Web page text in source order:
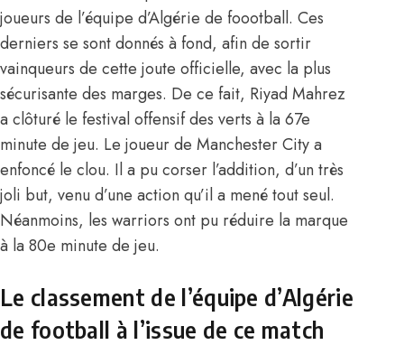
joueurs de l’équipe d’Algérie de foootball. Ces
derniers se sont donnés à fond, afin de sortir
vainqueurs de cette joute officielle, avec la plus
sécurisante des marges. De ce fait, Riyad Mahrez
a clôturé le festival offensif des verts à la 67e
minute de jeu. Le joueur de Manchester City a
enfoncé le clou. Il a pu corser l’addition, d’un très
joli but, venu d’une action qu’il a mené tout seul.
Néanmoins, les warriors ont pu réduire la marque
à la 80e minute de jeu.
Le classement de l’équipe d’Algérie
de football à l’issue de ce match